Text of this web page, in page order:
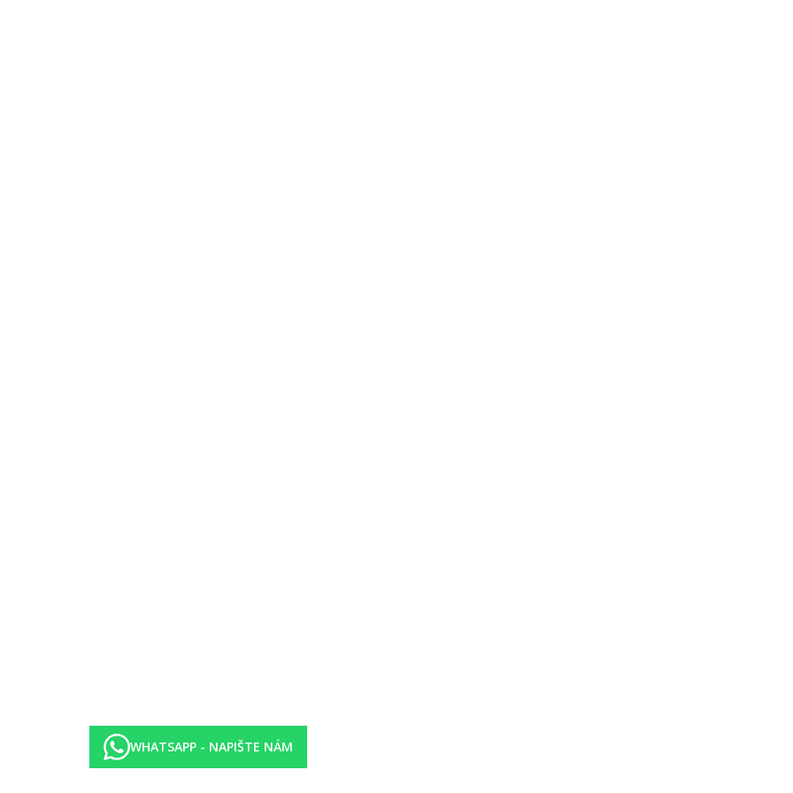
pivem)
WHATSAPP - NAPIŠTE NÁM